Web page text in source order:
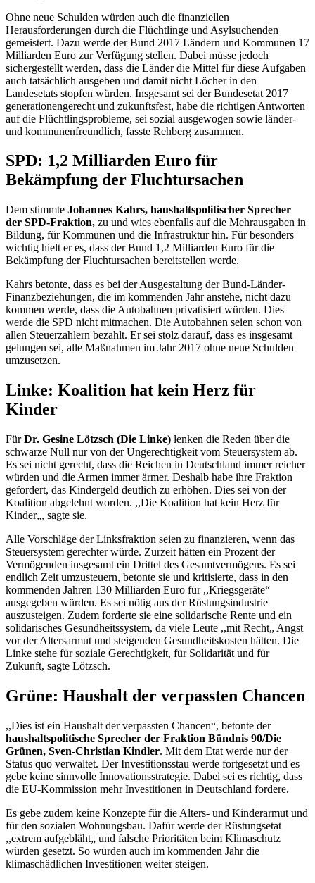
Ohne neue Schulden würden auch die finanziellen
Herausforderungen durch die Flüchtlinge und Asylsuchenden
gemeistert. Dazu werde der Bund 2017 Ländern und Kommunen 17
Milliarden Euro zur Verfügung stellen. Dabei müsse jedoch
sichergestellt werden, dass die Länder die Mittel für diese Aufgaben
auch tatsächlich ausgeben und damit nicht Löcher in den
Landesetats stopfen würden. Insgesamt sei der Bundesetat 2017
generationengerecht und zukunftsfest, habe die richtigen Antworten
auf die Flüchtlingsprobleme, sei sozial ausgewogen sowie länder-
und kommunenfreundlich, fasste Rehberg zusammen.
SPD: 1,2 Milliarden Euro für
Bekämpfung der Fluchtursachen
Dem stimmte Johannes Kahrs, haushaltspolitischer Sprecher
der SPD-Fraktion, zu und wies ebenfalls auf die Mehrausgaben in
Bildung, für Kommunen und die Infrastruktur hin. Für besonders
wichtig hielt er es, dass der Bund 1,2 Milliarden Euro für die
Bekämpfung der Fluchtursachen bereitstellen werde.
Kahrs betonte, dass es bei der Ausgestaltung der Bund-Länder-
Finanzbeziehungen, die im kommenden Jahr anstehe, nicht dazu
kommen werde, dass die Autobahnen privatisiert würden. Dies
werde die SPD nicht mitmachen. Die Autobahnen seien schon von
allen Steuerzahlern bezahlt. Er sei stolz darauf, dass es insgesamt
gelungen sei, alle Maßnahmen im Jahr 2017 ohne neue Schulden
umzusetzen.
Linke: Koalition hat kein Herz für
Kinder
FürDr. Gesine Lötzsch (Die Linke) lenken die Reden über die
schwarze Null nur von der Ungerechtigkeit vom Steuersystem ab.
Es sei nicht gerecht, dass die Reichen in Deutschland immer reicher
würden und die Armen immer ärmer. Deshalb habe ihre Fraktion
gefordert, das Kindergeld deutlich zu erhöhen. Dies sei von der
Koalition abgelehnt worden. ,,Die Koalition hat kein Herz für
Kinder„, sagte sie.
Alle Vorschläge der Linksfraktion seien zu finanzieren, wenn das
Steuersystem gerechter würde. Zurzeit hätten ein Prozent der
Vermögenden insgesamt ein Drittel des Gesamtvermögens. Es sei
endlich Zeit umzusteuern, betonte sie und kritisierte, dass in den
kommenden Jahren 130 Milliarden Euro für ,,Kriegsgeräte“
ausgegeben würden. Es sei nötig aus der Rüstungsindustrie
auszusteigen. Zudem forderte sie eine solidarische Rente und ein
solidarisches Gesundheitssystem, da viele Leute ,,mit Recht„ Angst
vor der Altersarmut und steigenden Gesundheitskosten hätten. Die
Linke stehe für soziale Gerechtigkeit, für Solidarität und für
Zukunft, sagte Lötzsch.
Grüne: Haushalt der verpassten Chancen
,,Dies ist ein Haushalt der verpassten Chancen“, betonte der
haushaltspolitische Sprecher der Fraktion Bündnis 90/Die
Grünen, Sven-Christian Kindler. Mit dem Etat werde nur der
Status quo verwaltet. Der Investitionsstau werde fortgesetzt und es
gebe keine sinnvolle Innovationsstrategie. Dabei sei es richtig, dass
die EU-Kommission mehr Investitionen in Deutschland fordere.
Es gebe zudem keine Konzepte für die Alters- und Kinderarmut und
für den sozialen Wohnungsbau. Dafür werde der Rüstungsetat
,,extrem aufgebläht„ und falsche Prioritäten beim Klimaschutz
würden gesetzt. So würden auch im kommenden Jahr die
klimaschädlichen Investitionen weiter steigen.